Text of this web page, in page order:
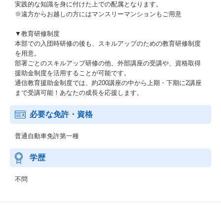
実践的な知識を身に付けた上での配属となります。
※遠方からお越しの方にはマンスリーマンションもご用意
▼教育研修制度
本部での入団時研修の後も、スキルアップのための教育研修制度
を用意。
部署ごとのスキルアップ研修の他、外部講座の受講や、資格取得
援助金制度を活用することが可能です。
通信教育援助金制度では、約200講座の中から上期・下期に2講座
まで受講可能！あなたの成長を応援します。
必要な免許・資格
普通自動車免許第一種
学歴
不問